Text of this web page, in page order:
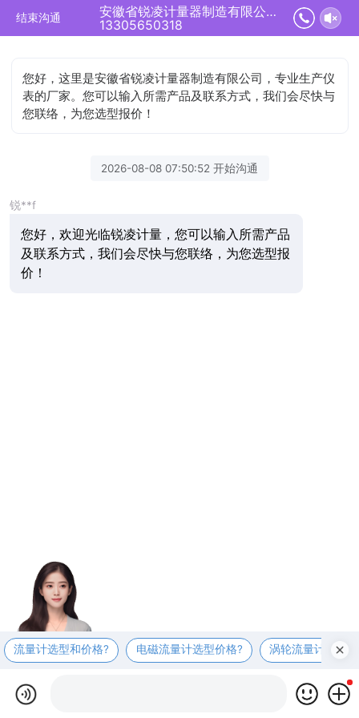
结束沟通
安徽省锐凌计量器制造有限公司正在为您服务
13305650318
您好，这里是安徽省锐凌计量器制造有限公司，专业生产仪
表的厂家。您可以输入所需产品及联系方式，我们会尽快与
您联络，为您选型报价！
2026-08-08 07:50:52 开始沟通
锐**f
您好，欢迎光临锐凌计量，您可以输入所需产品
及联系方式，我们会尽快与您联络，为您选型报
价！
流量计选型和价格? 电磁流量计选型价格? 涡轮流量计选型